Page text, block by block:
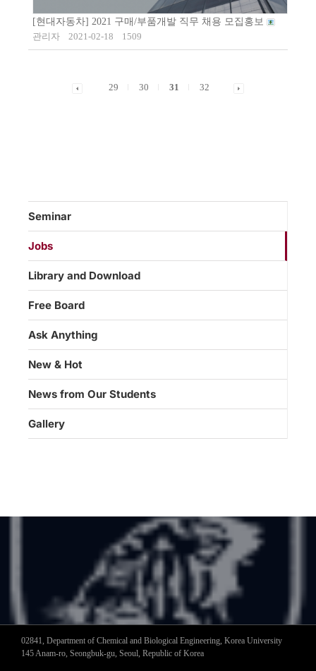
[현대자동차] 2021 구매/부품개발 직무 채용 모집홍보
관리자
2021-02-18 1509
29 30 31 32
Seminar
Jobs
Library and Download
Free Board
Ask Anything
New & Hot
News from Our Students
Gallery
02841, Department of Chemical and Biological Engineering, Korea University
145 Anam-ro, Seongbuk-gu, Seoul, Republic of Korea